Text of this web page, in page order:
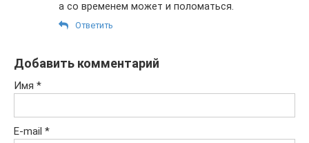
а со временем может и поломаться.
Ответить
Добавить комментарий
Имя *
E-mail *